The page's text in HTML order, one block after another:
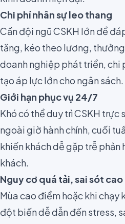
Chi phí nhân sự leo thang
Cần đội ngũ CSKH lớn để
tăng, kéo theo lương,
doanh nghiệp phát triển, chi
tạo áp lực lớn cho ngân sách.
Giới hạn phục vụ 24/7
Khó có thể duy trì CSKH
ngoài giờ hành chính, cuối
khiến khách dễ gặp trễ phản
khách.
Nguy cơ quá tải, sai sót cao
Mùa cao điểm hoặc khi chạy
đột biến dễ dẫn đến stress,